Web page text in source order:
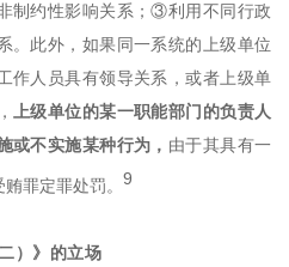
制约性影响关系；③利用不同行政
。此外，如果同一系统的上级单位
作人员具有领导关系，或者上级单
上级单位的某一职能部门的负责人
或不实施某种行为， 由于其具有一
罪定罪处罚。 9
）》的立场